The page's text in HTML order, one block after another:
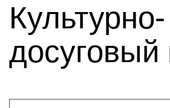
Культурно-
досуговый